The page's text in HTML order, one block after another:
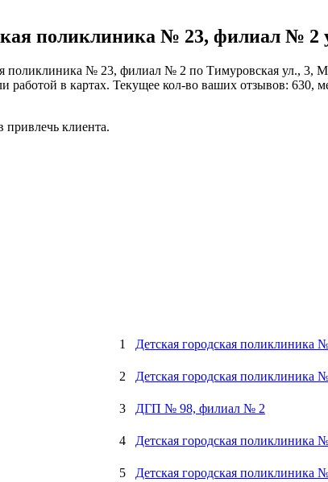
поликлиника № 23, филиал № 2
поликлиника № 23, филиал № 2 по Тимуровская ул.,
в картах. Текущее кол-во ваших отзывов: 630,
клиента.
1 Детская городская поликлиника
2 Детская городская поликлиника
3 ДГП № 98, филиал № 2
4 Детская городская поликлиника
5 Детская городская